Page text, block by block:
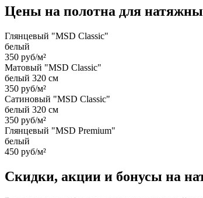
Цены на полотна для
Глянцевый "MSD Classic"
белый
350 руб/м²
Матовый "MSD Classic"
белый 320 см
350 руб/м²
Сатиновый "MSD Classic"
белый 320 см
350 руб/м²
Глянцевый "MSD Premium"
белый
450 руб/м²
Скидки, акции и бонусы на